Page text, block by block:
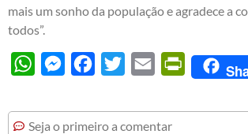
mais um sonho da população e agradece a
todos”.
WhatsAppMessengerFacebook
Twitter Email
Seja o primeiro a comentar